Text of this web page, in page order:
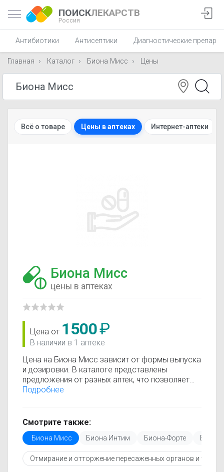
ПОИСКЛЕКАРСТВ
Россия
Антибиотики Антисептики Диагностические
Главная Каталог Биона Мисс Цены
Всё о товаре Цены в аптеках Интернет-аптеки
Биона Мисс
цены в аптеках
Цена от 1500₽
В наличии в 1 аптеке
Цена на Биона Мисс зависит от формы выпуска
и дозировки. В каталоге представлены
предложения от разных аптек, что позволяет
быстро найти, где купить Биона Мисс по
только актуальные данные.
Перед покупкой рекомендуется ознакомиться с
инструкцией по применению, показаниями и
противопоказаниями. При необходимости вы
можете подобрать аналоги Биона Мисс с
Подробнее
Смотрите также:
Биона Мисс Биона Интим Биона-Форте Биона
Отмирание и отторжение пересаженных органов и тканей